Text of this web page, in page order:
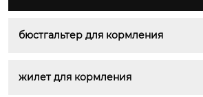
бюстгальтер для кормления
жилет для кормления